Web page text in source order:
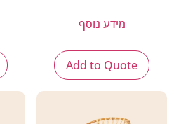
מידע נוסף
Add to Quote